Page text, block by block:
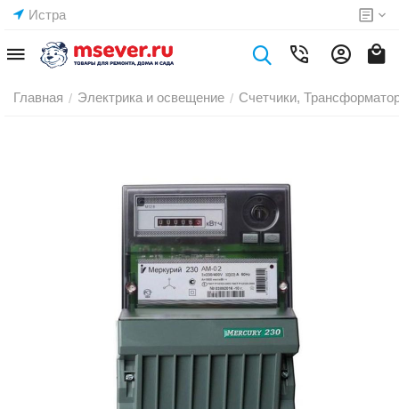
Истра
Главная / Электрика и освещение / Счетчики,